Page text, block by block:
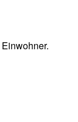
Einwohner.